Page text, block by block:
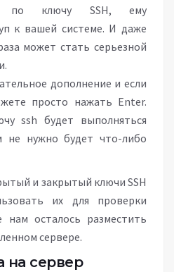
по ключу SSH, ему
к вашей системе. И даже
может стать серьезной
дополнение и если
просто нажать Enter.
ssh будет выполняться
не нужно будет что-либо
и закрытый ключи SSH
их для проверки
нам осталось разместить
сервере.
на сервер